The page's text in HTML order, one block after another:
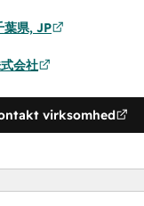
葉県, JP
会社
virksomhed